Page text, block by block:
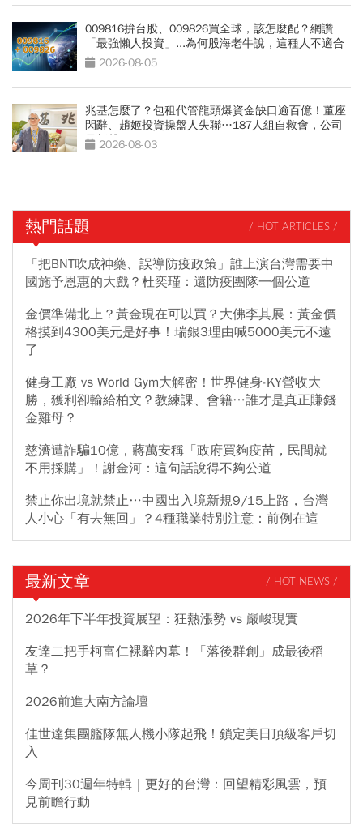
009816拚台股、009826買全球，該怎麼配？網讚
「最強懶人投資」...為何股海老牛說，這種人不適合
買？2026-08-05
兆基怎麼了？包租代管龍頭爆資金缺口逾百億！董座
閃辭、趙姬投資操盤人失聯…187人組自救會，公司
最新聲明
2026-08-03
熱門話題 / HOT ARTICLES /
「把BNT吹成神藥、誤導防疫政策」誰上演台灣需要中
國施予恩惠的大戲？杜奕瑾：還防疫團隊一個公道
金價準備北上？黃金現在可以買？大佛李其展：黃金價
格摸到4300美元是好事！瑞銀3理由喊5000美元不遠
了
健身工廠 vs World Gym大解密！世界健身-KY營收大
勝，獲利卻輸給柏文？教練課、會籍…誰才是真正賺錢
金雞母？
慈濟遭詐騙10億，蔣萬安稱「政府買夠疫苗，民間就
不用採購」！謝金河：這句話說得不夠公道
禁止你出境就禁止…中國出入境新規9/15上路，台灣
人小心「有去無回」？4種職業特別注意：前例在這
最新文章 / HOT NEWS /
2026年下半年投資展望：狂熱漲勢 vs 嚴峻現實
友達二把手柯富仁裸辭內幕！「落後群創」成最後稻
草？
2026前進大南方論壇
佳世達集團艦隊無人機小隊起飛！鎖定美日頂級客戶切
入
今周刊30週年特輯｜更好的台灣：回望精彩風雲，預
見前瞻行動